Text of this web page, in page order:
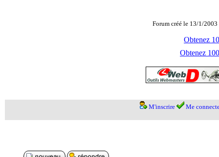
Forum créé le 13/1/
Obtenez
Obtenez
M'inscrire Me